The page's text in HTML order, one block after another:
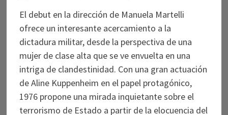
El debut en la dirección de Manuela Martelli
ofrece un interesante acercamiento a la
dictadura militar, desde la perspectiva de una
mujer de clase alta que se ve envuelta en una
intriga de clandestinidad. Con una gran actuación
de Aline Kuppenheim en el papel protagónico,
1976 propone una mirada inquietante sobre el
terrorismo de Estado a partir de la elocuencia del